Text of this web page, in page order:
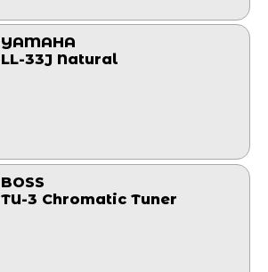
YAMAHA
LL-33J Natural
BOSS
TU-3 Chromatic Tuner